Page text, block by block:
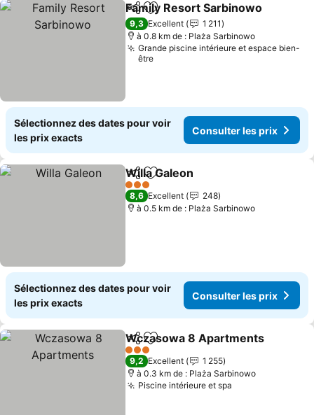
PartagerAjouter à mes favoris
Family Resort Sarbinowo
9,3 Excellent
1 211
à 0.8 km de : Plaża Sarbinowo
Grande piscine intérieure et espace bien-
être
Sélectionnez des dates pour voir
les prix exacts
Consulter les prix
PartagerAjouter à mes favoris
Willa Galeon
3 Étoiles
8,6 Excellent
248
à 0.5 km de : Plaża Sarbinowo
Sélectionnez des dates pour voir
les prix exacts
Consulter les prix
PartagerAjouter à mes favoris
Wczasowa 8 Apartments
3 Étoiles
9,2 Excellent
1 255
à 0.3 km de : Plaża Sarbinowo
Piscine intérieure et spa